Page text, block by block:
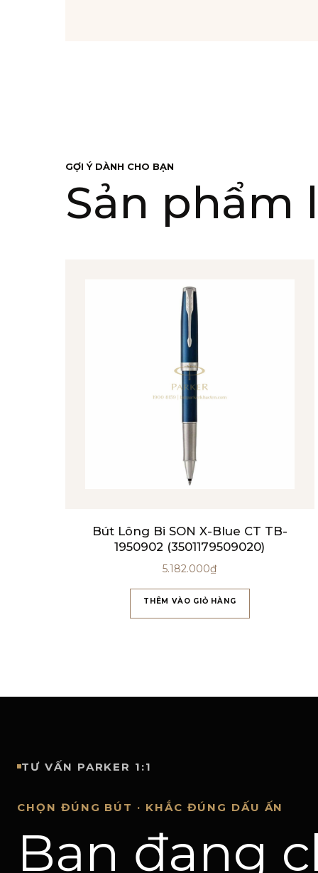
GỢI Ý DÀNH CHO BẠN
Sản phẩm
Bút Lông Bi SON X-Blue CT TB-
1950902 (3501179509020)
5.182.000₫
THÊM VÀO GIỎ HÀNG
TƯ VẤN PARKER 1:1
CHỌN ĐÚNG BÚT · KHẮC ĐÚNG DẤU ẤN
Bạn đang